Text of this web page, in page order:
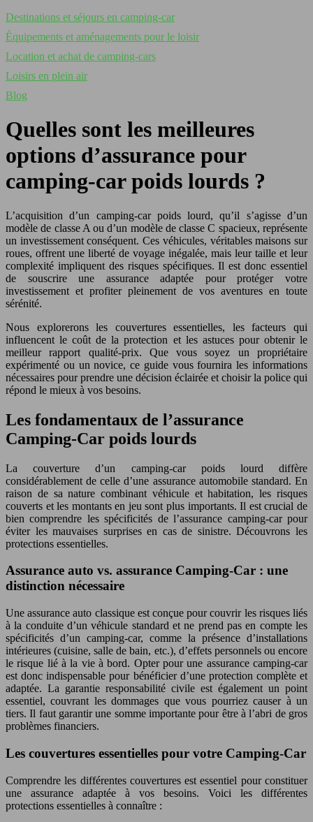
Destinations et séjours en camping-car
Équipements et aménagements pour le loisir
Location et achat de camping-cars
Loisirs en plein air
Blog
Quelles sont les meilleures
options d’assurance pour
camping-car poids lourds ?
L’acquisition d’un camping-car poids lourd, qu’il s’agisse d’un
modèle de classe A ou d’un modèle de classe C spacieux, représente
un investissement conséquent. Ces véhicules, véritables maisons sur
roues, offrent une liberté de voyage inégalée, mais leur taille et leur
complexité impliquent des risques spécifiques. Il est donc essentiel
de souscrire une assurance adaptée pour protéger votre
investissement et profiter pleinement de vos aventures en toute
sérénité.
Nous explorerons les couvertures essentielles, les facteurs qui
influencent le coût de la protection et les astuces pour obtenir le
meilleur rapport qualité-prix. Que vous soyez un propriétaire
expérimenté ou un novice, ce guide vous fournira les informations
nécessaires pour prendre une décision éclairée et choisir la police qui
répond le mieux à vos besoins.
Les fondamentaux de l’assurance
Camping-Car poids lourds
La couverture d’un camping-car poids lourd diffère
considérablement de celle d’une assurance automobile standard. En
raison de sa nature combinant véhicule et habitation, les risques
couverts et les montants en jeu sont plus importants. Il est crucial de
bien comprendre les spécificités de l’assurance camping-car pour
éviter les mauvaises surprises en cas de sinistre. Découvrons les
protections essentielles.
Assurance auto vs. assurance Camping-Car : une
distinction nécessaire
Une assurance auto classique est conçue pour couvrir les risques liés
à la conduite d’un véhicule standard et ne prend pas en compte les
spécificités d’un camping-car, comme la présence d’installations
intérieures (cuisine, salle de bain, etc.), d’effets personnels ou encore
le risque lié à la vie à bord. Opter pour une assurance camping-car
est donc indispensable pour bénéficier d’une protection complète et
adaptée. La garantie responsabilité civile est également un point
essentiel, couvrant les dommages que vous pourriez causer à un
tiers. Il faut garantir une somme importante pour être à l’abri de gros
problèmes financiers.
Les couvertures essentielles pour votre Camping-Car
Comprendre les différentes couvertures est essentiel pour constituer
une assurance adaptée à vos besoins. Voici les différentes
protections essentielles à connaître :